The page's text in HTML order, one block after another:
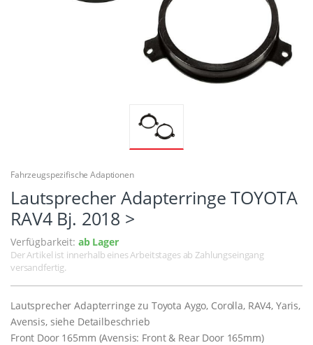
Fahrzeugspezifische Adaptionen
Lautsprecher Adapterringe TOYOTA
RAV4 Bj. 2018 >
Verfügbarkeit: ab Lager
Der Artikel ist innerhalb eines Arbeitstages ab Zahlungseingang
versandfertig.
Lautsprecher Adapterringe zu Toyota Aygo, Corolla, RAV4, Yaris,
Avensis, siehe Detailbeschrieb
Front Door 165mm (Avensis: Front & Rear Door 165mm)